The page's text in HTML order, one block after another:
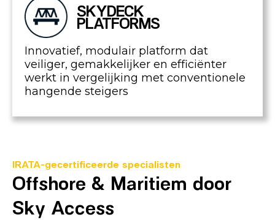
SKYDECK
PLATFORMS
Innovatief, modulair platform dat
veiliger, gemakkelijker en efficiënter
werkt in vergelijking met conventionele
hangende steigers
IRATA-gecertificeerde specialisten
Offshore & Maritiem door
Sky Access